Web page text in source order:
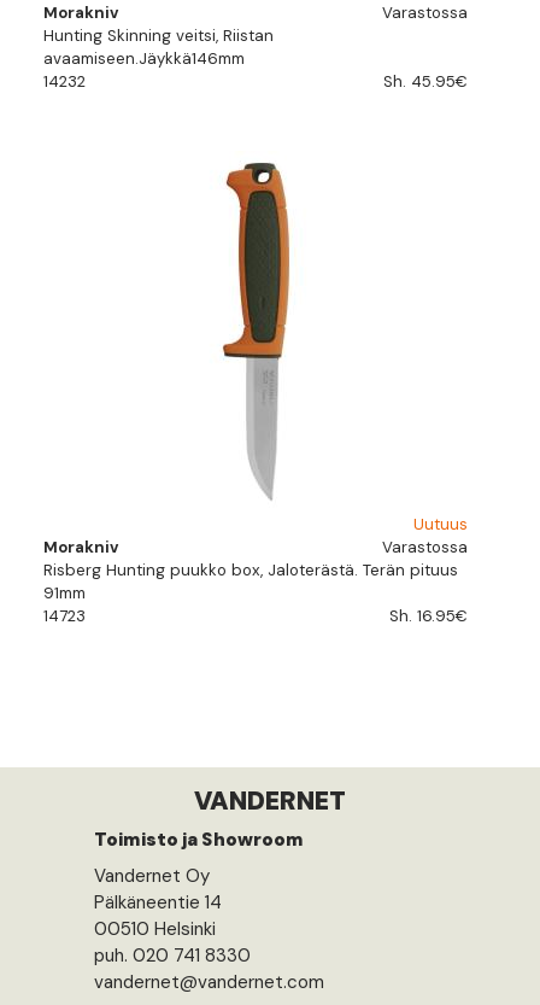
Morakniv
Varastossa
Hunting Skinning veitsi, Riistan
avaamiseen.Jäykkä146mm
14232
Sh. 45.95€
Uutuus
Morakniv
Varastossa
Risberg Hunting puukko box, Jaloterästä. Terän pituus
91mm
14723
Sh. 16.95€
VANDERNET
Toimisto ja Showroom
Vandernet Oy
Pälkäneentie 14
00510 Helsinki
puh. 020 741 8330
vandernet@vandernet.com